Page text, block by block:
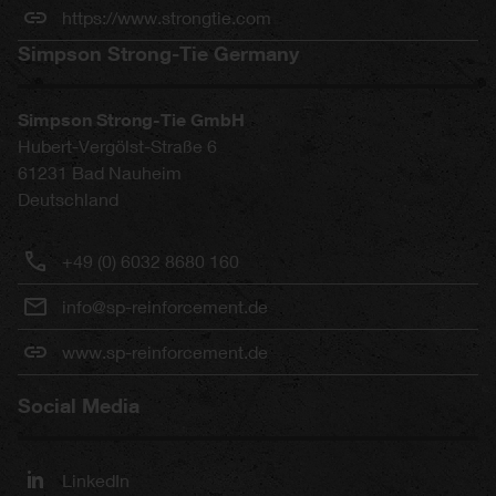
https://www.strongtie.com
Simpson Strong-Tie Germany
Simpson Strong-Tie GmbH
Hubert-Vergölst-Straße 6
61231 Bad Nauheim
Deutschland
+49 (0) 6032 8680 160
info@sp-reinforcement.de
www.sp-reinforcement.de
Social Media
LinkedIn